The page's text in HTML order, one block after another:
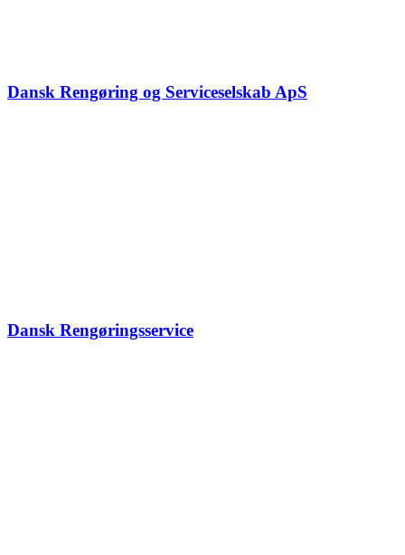
Dansk Rengøring og Serviceselskab ApS
Dansk Rengøringsservice